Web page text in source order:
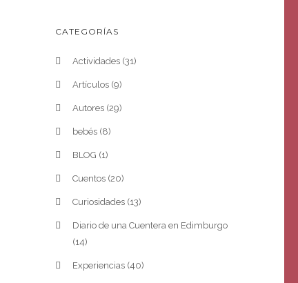
CATEGORÍAS
Actividades (31)
Artículos (9)
Autores (29)
bebés (8)
BLOG (1)
Cuentos (20)
Curiosidades (13)
Diario de una Cuentera en Edimburgo
(14)
Experiencias (40)